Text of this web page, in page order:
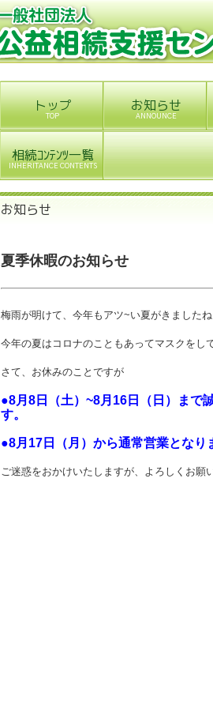
夏季休暇のお知らせ
梅雨が明けて、今年もアツ~い夏がきました
今年の夏はコロナのこともあってマスクをし
さて、お休みのことですが
●8月8日（土）~8月16日（日）まで
す。
●8月17日（月）から通常営業となり
ご迷惑をおかけいたしますが、よろしくお願